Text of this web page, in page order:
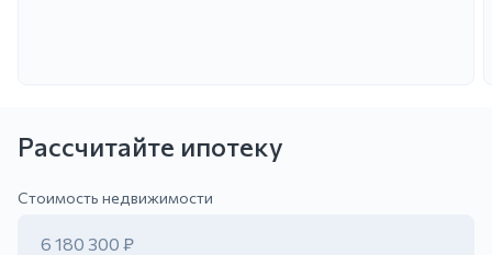
Рассчитайте ипотеку
Стоимость недвижимости
6 180 300 ₽